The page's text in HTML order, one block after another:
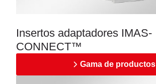
Insertos adaptadores IMAS-
CONNECT™
Gama de productos